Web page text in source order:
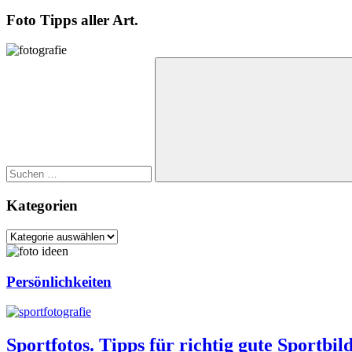
Foto Tipps aller Art.
Suchen
Kategorien
Kategorien
Persönlichkeiten
Sportfotos. Tipps für richtig gute